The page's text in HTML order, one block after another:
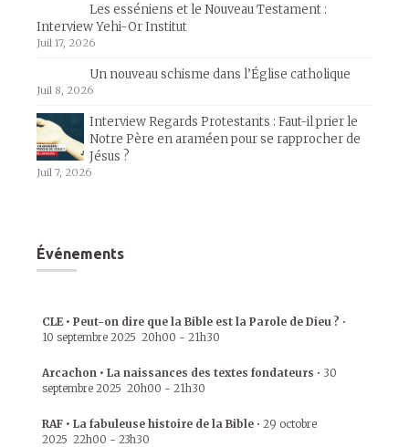
Les esséniens et le Nouveau Testament :
Interview Yehi-Or Institut
Juil 17, 2026
Un nouveau schisme dans l’Église catholique
Juil 8, 2026
Interview Regards Protestants : Faut-il prier le
Notre Père en araméen pour se rapprocher de
Jésus ?
Juil 7, 2026
Événements
CLE • Peut-on dire que la Bible est la Parole de Dieu ? •
10 septembre 2025 20h00 - 21h30
Arcachon • La naissances des textes fondateurs • 30
septembre 2025 20h00 - 21h30
RAF • La fabuleuse histoire de la Bible • 29 octobre
2025 22h00 - 23h30